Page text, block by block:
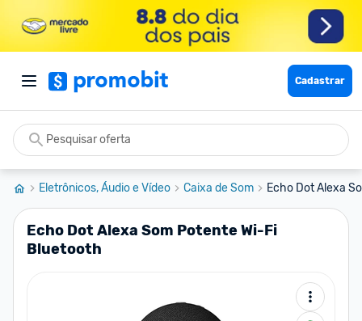
Cadastrar
Eletrônicos, Áudio e Vídeo Caixa de Som Echo Dot Alexa
Echo Dot Alexa Som Potente Wi-Fi
Bluetooth